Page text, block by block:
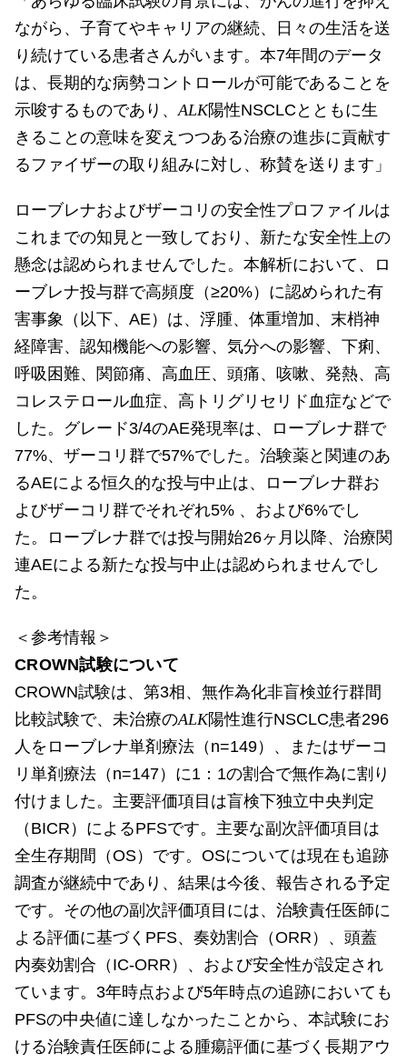
ながら、子育てやキャリアの継続、日々の生活を送
り続けている患者さんがいます。本7年間のデータ
は、長期的な病勢コントロールが可能であることを
示唆するものであり、 ALK陽性NSCLCとともに生
きることの意味を変えつつある治療の進歩に貢献す
るファイザーの取り組みに対し、称賛を送ります」
ローブレナおよびザーコリの安全性プロファイルは
これまでの知見と一致しており、新たな安全性上の
懸念は認められませんでした。本解析において、ロ
ーブレナ投与群で高頻度（≥20%）に認められた有
害事象（以下、AE）は、浮腫、体重増加、末梢神
経障害、認知機能への影響、気分への影響、下痢、
呼吸困難、関節痛、高血圧、頭痛、咳嗽、発熱、高
コレステロール血症、高トリグリセリド血症などで
した。グレード3/4のAE発現率は、ローブレナ群で
77%、ザーコリ群で57%でした。治験薬と関連のあ
るAEによる恒久的な投与中止は、ローブレナ群お
よびザーコリ群でそれぞれ5% 、および6%でし
た。ローブレナ群では投与開始26ヶ月以降、治療関
連AEによる新たな投与中止は認められませんでし
た。
＜参考情報＞
CROWN試験について
CROWN試験は、第3相、無作為化非盲検並行群間
比較試験で、未治療のALK陽性進行NSCLC患者296
人をローブレナ単剤療法（n=149）、またはザーコ
リ単剤療法（n=147）に1：1の割合で無作為に割り
付けました。主要評価項目は盲検下独立中央判定
（BICR）によるPFSです。主要な副次評価項目は
全生存期間（OS）です。OSについては現在も追跡
調査が継続中であり、結果は今後、報告される予定
です。その他の副次評価項目には、治験責任医師に
よる評価に基づくPFS、奏効割合（ORR）、頭蓋
内奏効割合（IC-ORR）、および安全性が設定され
ています。3年時点および5年時点の追跡においても
PFSの中央値に達しなかったことから、本試験にお
ける治験責任医師による腫瘍評価に基づく長期アウ